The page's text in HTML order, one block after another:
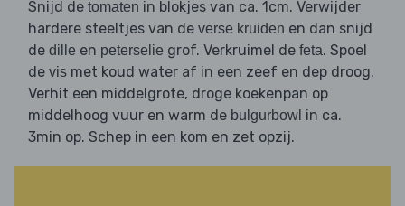
Snijd de tomaten in blokjes van ca. 1cm. Verwijder
hardere steeltjes van de verse kruiden en dan snijd
de dille en peterselie grof. Verkruimel de feta. Spoel
de vis met koud water af in een zeef en dep droog.
Verhit een middelgrote, droge koekenpan op
middelhoog vuur en warm de bulgurbowl in ca.
3min op. Schep in een kom en zet opzij.